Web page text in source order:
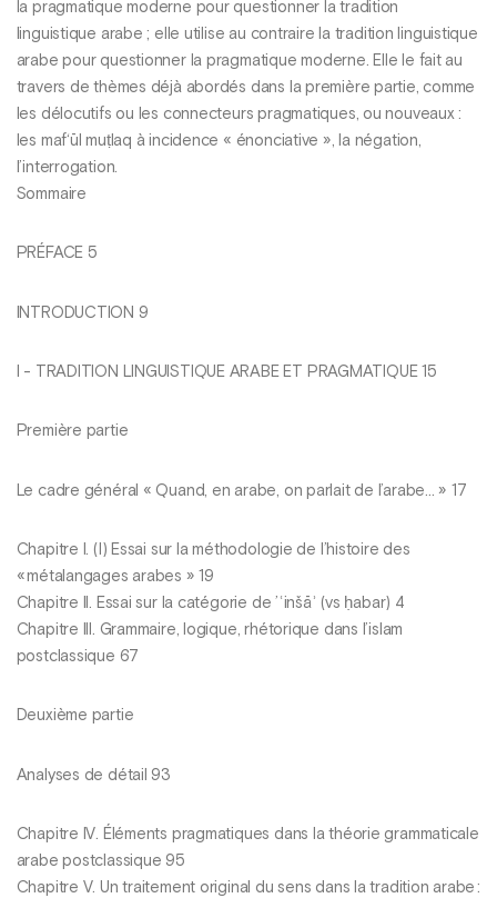
la pragmatique moderne pour questionner la tradition
linguistique arabe ; elle utilise au contraire la tradition linguistique
arabe pour questionner la pragmatique moderne. Elle le fait au
travers de thèmes déjà abordés dans la première partie, comme
les délocutifs ou les connecteurs pragmatiques, ou nouveaux :
les maf‘ūl muṭlaq à incidence « énonciative », la négation,
l’interrogation.
Sommaire
PRÉFACE 5
INTRODUCTION 9
I - TRADITION LINGUISTIQUE ARABE ET PRAGMATIQUE 15
Première partie
Le cadre général « Quand, en arabe, on parlait de l’arabe... » 17
Chapitre I. (I) Essai sur la méthodologie de l’histoire des
« métalangages arabes » 19
Chapitre II. Essai sur la catégorie de ’ʿinšāʾ (vs ḥabar) 4
Chapitre III. Grammaire, logique, rhétorique dans l’islam
postclassique 67
Deuxième partie
Analyses de détail 93
Chapitre IV. Éléments pragmatiques dans la théorie grammaticale
arabe postclassique 95
Chapitre V. Un traitement original du sens dans la tradition arabe :